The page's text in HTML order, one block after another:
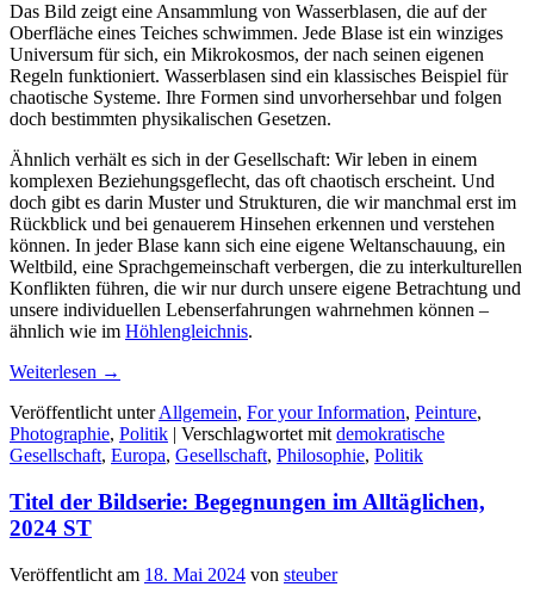
Das Bild zeigt eine Ansammlung von Wasserblasen, die auf der
Oberfläche eines Teiches schwimmen. Jede Blase ist ein winziges
Universum für sich, ein Mikrokosmos, der nach seinen eigenen
Regeln funktioniert. Wasserblasen sind ein klassisches Beispiel für
chaotische Systeme. Ihre Formen sind unvorhersehbar und folgen
doch bestimmten physikalischen Gesetzen.
Ähnlich verhält es sich in der Gesellschaft: Wir leben in einem
komplexen Beziehungsgeflecht, das oft chaotisch erscheint. Und
doch gibt es darin Muster und Strukturen, die wir manchmal erst im
Rückblick und bei genauerem Hinsehen erkennen und verstehen
können. In jeder Blase kann sich eine eigene Weltanschauung, ein
Weltbild, eine Sprachgemeinschaft verbergen, die zu interkulturellen
Konflikten führen, die wir nur durch unsere eigene Betrachtung und
unsere individuellen Lebenserfahrungen wahrnehmen können –
ähnlich wie im Höhlengleichnis.
Weiterlesen →
Veröffentlicht unter Allgemein, For your Information, Peinture,
Photographie, Politik | Verschlagwortet mit demokratische
Gesellschaft, Europa, Gesellschaft, Philosophie, Politik
Titel der Bildserie: Begegnungen im Alltäglichen,
2024 ST
Veröffentlicht am 18. Mai 2024 von steuber